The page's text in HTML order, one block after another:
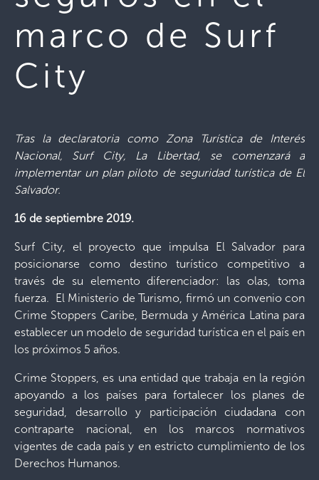
marco de Surf
City
Tras la declaratoria como Zona Turística de Interés
Nacional, Surf City, La Libertad, se comenzará a
implementar un plan piloto de seguridad turística de El
Salvador.
16 de septiembre 2019.
Surf City, el proyecto que impulsa El Salvador para
posicionarse como destino turístico competitivo a
través de su elemento diferenciador: las olas, toma
fuerza. El Ministerio de Turismo, firmó un convenio con
Crime Stoppers Caribe, Bermuda y América Latina para
establecer un modelo de seguridad turística en el país en
los próximos 5 años.
Crime Stoppers, es una entidad que trabaja en la región
apoyando a los países para fortalecer los planes de
seguridad, desarrollo y participación ciudadana con
contraparte nacional, en los marcos normativos
vigentes de cada país y en estricto cumplimiento de los
Derechos Humanos.